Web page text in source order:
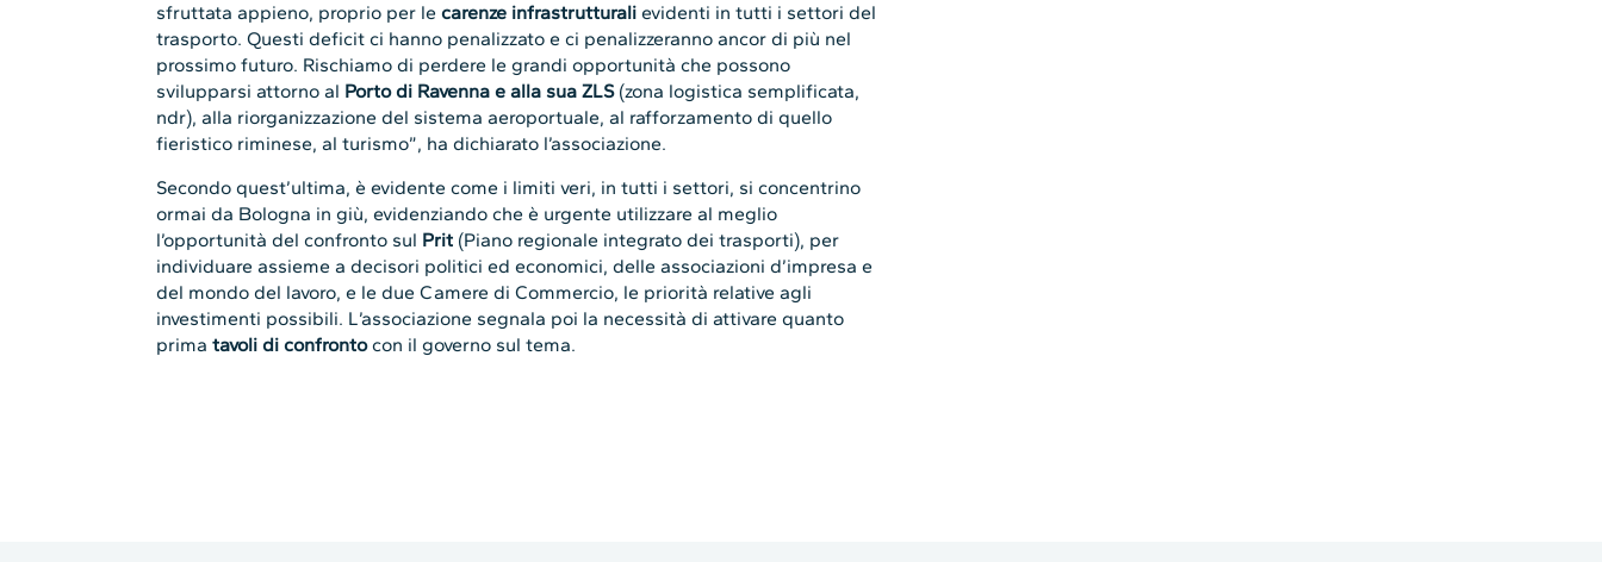
sfruttata appieno, proprio per le carenze infrastrutturalievidenti in tutti i settori del
trasporto. Questi deficit ci hanno penalizzato e ci penalizzeranno ancor di più nel
prossimo futuro. Rischiamo di perdere le grandi opportunità che possono
svilupparsi attorno al Porto di Ravenna e alla sua ZLS(zona logistica semplificata,
ndr), alla riorganizzazione del sistema aeroportuale, al rafforzamento di quello
fieristico riminese, al turismo”, ha dichiarato l’associazione.
Secondo quest’ultima, è evidente come i limiti veri, in tutti i settori, si concentrino
ormai da Bologna in giù, evidenziando che è urgente utilizzare al meglio
l’opportunità del confronto sul Prit (Piano regionale integrato dei trasporti), per
individuare assieme a decisori politici ed economici, delle associazioni d’impresa e
del mondo del lavoro, e le due Camere di Commercio, le priorità relative agli
investimenti possibili. L’associazione segnala poi la necessità di attivare quanto
primatavoli di confrontocon il governo sul tema.